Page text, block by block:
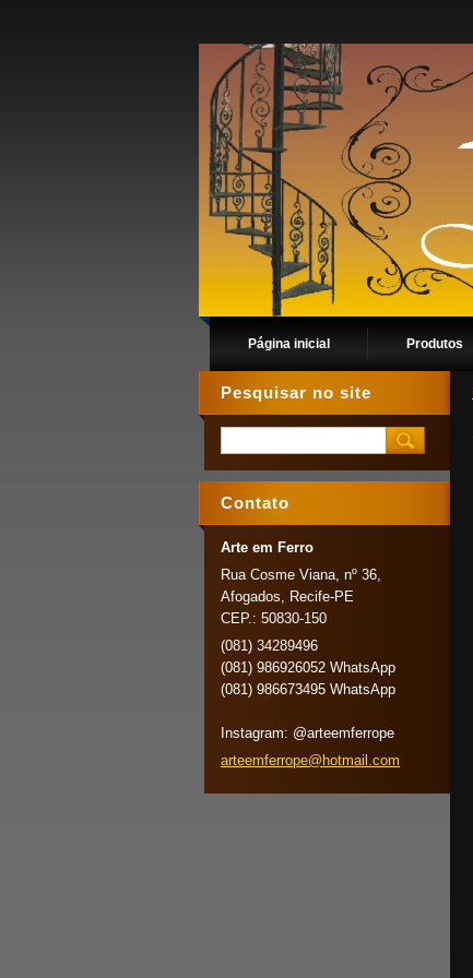
Página inicial Produtos
Pesquisar no site
Contato
Arte em Ferro
Rua Cosme Viana, nº 36,
Afogados, Recife-PE
CEP.: 50830-150
(081) 34289496
(081) 986926052 WhatsApp
(081) 986673495 WhatsApp
Instagram: @arteemferrope
arteemferrope@hotmail.com